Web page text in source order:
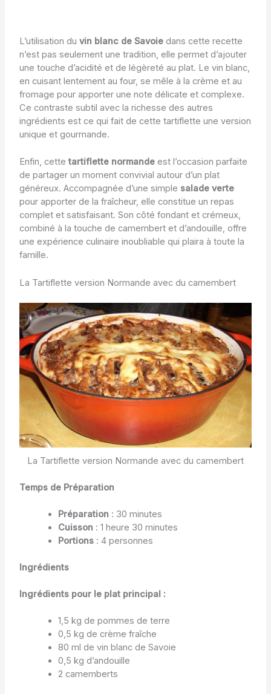
L’utilisation du vin blanc de Savoiedans cette recette
n’est pas seulement une tradition, elle permet d’ajouter
une touche d’acidité et de légèreté au plat. Le vin blanc,
en cuisant lentement au four, se mêle à la crème et au
fromage pour apporter une note délicate et complexe.
Ce contraste subtil avec la richesse des autres
ingrédients est ce qui fait de cette tartiflette une version
unique et gourmande.
Enfin, cette tartiflette normandeest l’occasion parfaite
de partager un moment convivial autour d’un plat
généreux. Accompagnée d’une simple salade verte
pour apporter de la fraîcheur, elle constitue un repas
complet et satisfaisant. Son côté fondant et crémeux,
combiné à la touche de camembert et d’andouille, offre
une expérience culinaire inoubliable qui plaira à toute la
famille.
La Tartiflette version Normande avec du camembert
La Tartiflette version Normande avec du camembert
Temps de Préparation
Préparation: 30 minutes
Cuisson: 1 heure 30 minutes
Portions: 4 personnes
Ingrédients
Ingrédients pour le plat principal :
1,5 kg de pommes de terre
0,5 kg de crème fraîche
80 ml de vin blanc de Savoie
0,5 kg d’andouille
2 camemberts